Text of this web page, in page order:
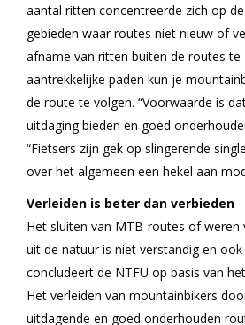
aantal ritten concentreerde zich op
gebieden waar routes niet nieuw of
afname van ritten buiten de routes te
aantrekkelijke paden kun je
de route te volgen. “Voorwaarde is
uitdaging bieden en goed
“Fietsers zijn gek op slingerende
over het algemeen een hekel aan
Verleiden is beter dan verbieden
Het sluiten van MTB-routes of weren
uit de natuur is niet verstandig en
concludeert de NTFU op basis van
Het verleiden van mountainbikers
uitdagende en goed onderhouden